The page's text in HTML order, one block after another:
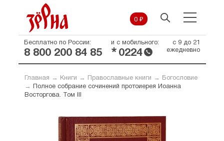
0 ₽
Бесплатно по России:
8 800 200 84 85
и с мобильного:
* 0224
с 9 до 21
ежедневно
Главная → Книги → Православные книги →
Богословие
→
Полное собрание сочинений протоиерея Иоанна
Восторгова. Том III